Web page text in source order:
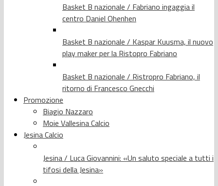
Basket B nazionale / Fabriano ingaggia il
centro Daniel Ohenhen
Basket B nazionale / Kaspar Kuusma, il nuovo
play maker per la Ristopro Fabriano
Basket B nazionale / Ristropro Fabriano, il
ritorno di Francesco Gnecchi
Promozione
Biagio Nazzaro
Moie Vallesina Calcio
Jesina Calcio
Jesina / Luca Giovannini: «Un saluto speciale a tutti i
tifosi della Jesina»